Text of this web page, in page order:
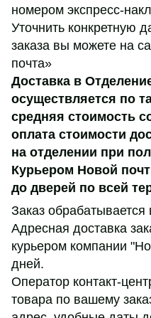
номером экспресс-
Уточнить конкретную
заказа вы можете на
почта»
Доставка в
осуществляется по
средняя стоимость
оплата стоимости
на отделении при
Курьером Новой
до дверей по всей
Заказ
Адресная доставка
курьером компании
дней.
Оператор контакт-
товара по вашему